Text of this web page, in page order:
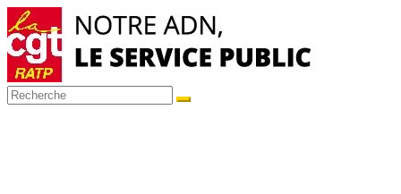
Passer
au
contenu